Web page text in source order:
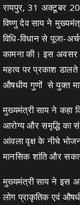
रायपुर, 31 अक्टूबर
विष्णु देव साय ने
विधि-विधान से पूजा-
कामना की। इस अवसर
महत्व पर प्रकाश डालते
औषधीय गुणों से युक्त
मुख्यमंत्री साय ने कहा
आरोग्य और समृद्धि का
आंवला वृक्ष के नीचे
मानसिक शांति और
मुख्यमंत्री साय ने इस
लोग प्राकृतिक एवं